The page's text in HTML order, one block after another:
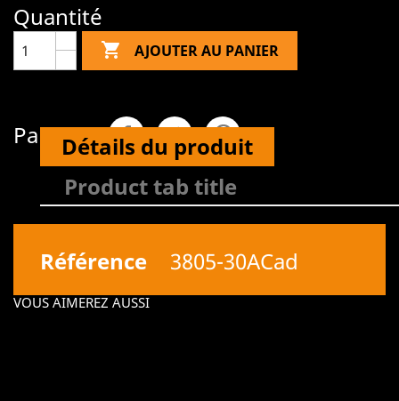
Quantité
 AJOUTER AU PANIER
PartagerDétails du produit
Product tab title
Référence 3805-30ACad
VOUS AIMEREZ AUSSI